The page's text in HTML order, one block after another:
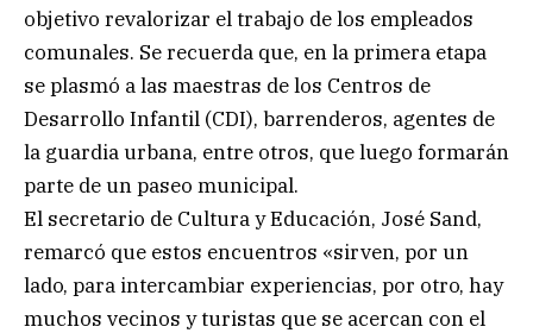
objetivo revalorizar el trabajo de los empleados
comunales. Se recuerda que, en la primera etapa
se plasmó a las maestras de los Centros de
Desarrollo Infantil (CDI), barrenderos, agentes de
la guardia urbana, entre otros, que luego formarán
parte de un paseo municipal.
El secretario de Cultura y Educación, José Sand,
remarcó que estos encuentros «sirven, por un
lado, para intercambiar experiencias, por otro, hay
muchos vecinos y turistas que se acercan con el